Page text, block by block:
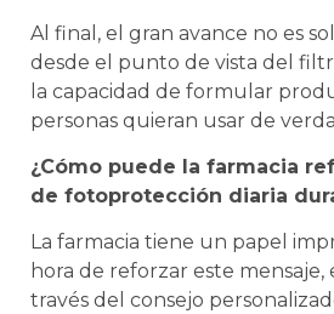
Al final, el gran avance no es
desde el punto de vista del
la capacidad de formular
personas quieran usar de
¿Cómo puede la farmacia
de fotoprotección diaria
La farmacia tiene un papel
hora de reforzar este mensaje,
través del consejo